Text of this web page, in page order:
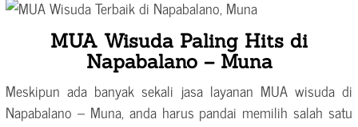
MUA Wisuda Paling Hits di
Napabalano – Muna
Meskipun ada banyak sekali jasa layanan MUA wisuda di
Napabalano – Muna, anda harus pandai memilih salah satu